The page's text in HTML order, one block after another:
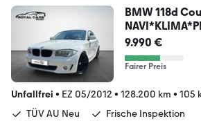
BMW 118d
DROID*TOP*
9.990 €
Fairer Preis
Unfallfrei • EZ 05/2012 • 128.200 km • 105
TÜV AU Neu
Frische Inspektion